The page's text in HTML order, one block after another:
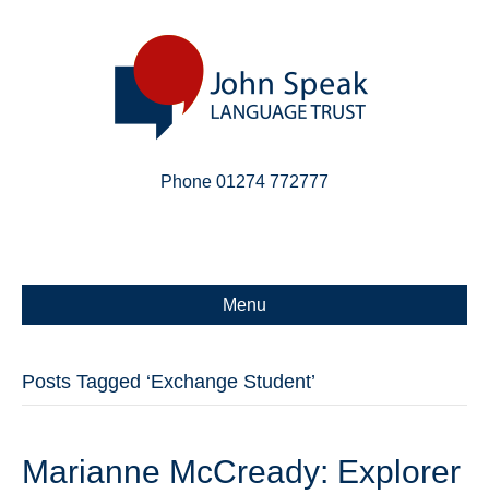
Phone 01274 772777
Menu
Posts Tagged ‘Exchange Student’
Marianne McCready: Explorer